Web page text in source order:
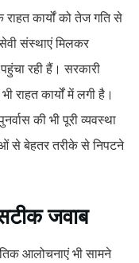
राहत कार्यों को तेज गति से
संस्थाएं मिलकर
रही हैं। सरकारी
राहत कार्यों में लगी है।
की भी पूरी व्यवस्था
से बेहतर तरीके से निपटने
जवाब
आलोचनाएं भी सामने